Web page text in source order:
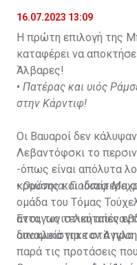
16.07.2023 13:09
Η πρώτη επιλογή της
καταφέρει να
Άλβαρες!
• Πατέρας και υιός
στην Κάρντιφ!
Οι Βαυαροί δεν
Λεβαντόφσκι το
-όπως είναι απόλυτα
κρούσης και ιδιαίτερα
ομάδα του Τόμας
ανταγωνιστική
αποκλείστηκε στα
•Ομόνοια: Γιούσεφ
Έτσι, τις τελευταίες
δυναμικά για τον
παρά τις προτάσεις